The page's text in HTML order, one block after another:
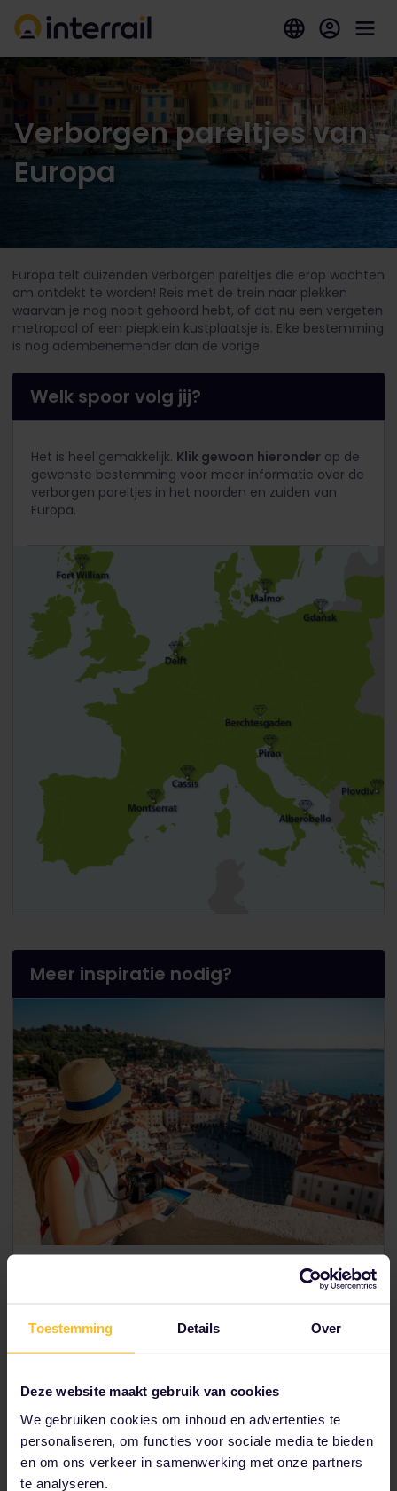
Toestemming Details Over
Deze website maakt gebruik van cookies
We gebruiken cookies om inhoud en advertenties te
personaliseren, om functies voor sociale media te bieden
en om ons verkeer in samenwerking met onze partners
te analyseren.
Verborgen pareltjes van
Europa
Europa telt duizenden verborgen pareltjes die erop wachten
om ontdekt te worden! Reis met de trein naar plekken
waarvan je nog nooit gehoord hebt, of dat nu een vergeten
metropool of een piepklein kustplaatsje is. Elke bestemming
is nog adembenemender dan de vorige.
Welk spoor volg jij?
Het is heel gemakkelijk. Klik gewoon hieronder op de
gewenste bestemming voor meer informatie over de
verborgen pareltjes in het noorden en zuiden van
Europa.
Meer inspiratie nodig?
Bekijk onze vele voorbeeldroutes en kies welk spoor je
Loop hand in hand langs onze romantische routes
De Balkanlanden voor beginners met een klein
budget